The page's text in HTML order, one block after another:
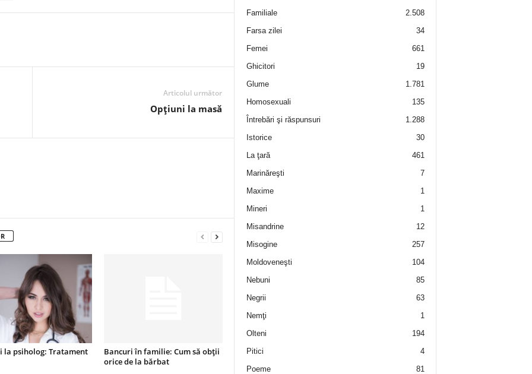
Articolul următor
Opțiuni la masă
la psiholog: Tratament
Bancuri în familie: Cum să obții
orice de la bărbat
Familiale
2.508
Farsa zilei
34
Femei
661
Ghicitori
19
Glume
1.781
Homosexuali
135
Întrebări şi răspunsuri
1.288
Istorice
30
La ţară
461
Marinăreşti
7
Maxime
1
Mineri
1
Misandrine
12
Misogine
257
Moldoveneşti
104
Nebuni
85
Negrii
63
Nemţi
1
Olteni
194
Pitici
4
Poeme
81